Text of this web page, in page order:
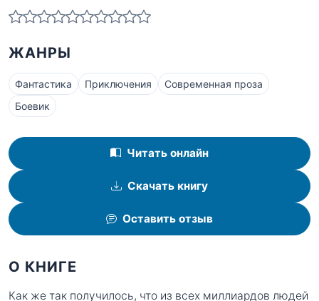
ЖАНРЫ
Фантастика Приключения
Современная проза
Боевик
Читать онлайн
Скачать книгу
Оставить отзыв
О КНИГЕ
Как же так получилось, что из всех миллиардов людей